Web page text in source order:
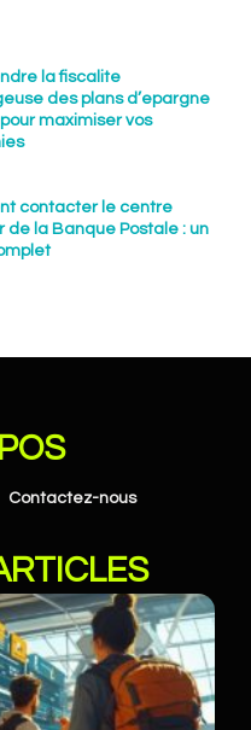
la fiscalite
des plans d’epargne
maximiser vos
contacter le centre
de la Banque Postale : un
Contactez-nous